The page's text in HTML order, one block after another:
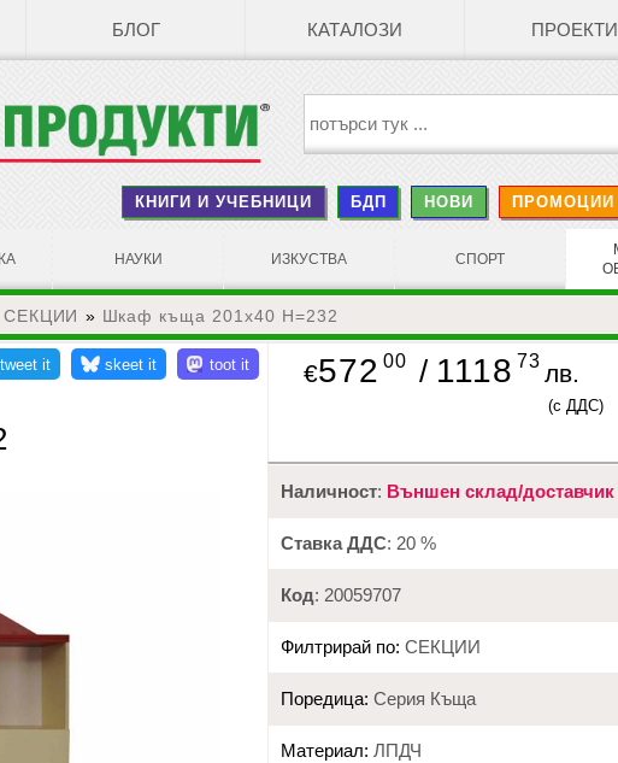
БЛОГ КАТАЛОЗИ ПРОЕКТИ
КНИГИ И УЧЕБНИЦИ БДП НОВИ ПРОМОЦИИ
НАУКИ ИЗКУСТВА СПОРТ
СЕКЦИИ » Шкаф къща 201x40 Н=232
€572 00 / 1118 73 лв.
(с ДДС)
Наличност: Външен склад/доставчик
Ставка ДДС: 20 %
Код: 20059707
Филтрирай по: СЕКЦИИ
Поредица: Серия Къща
Материал: ЛПДЧ